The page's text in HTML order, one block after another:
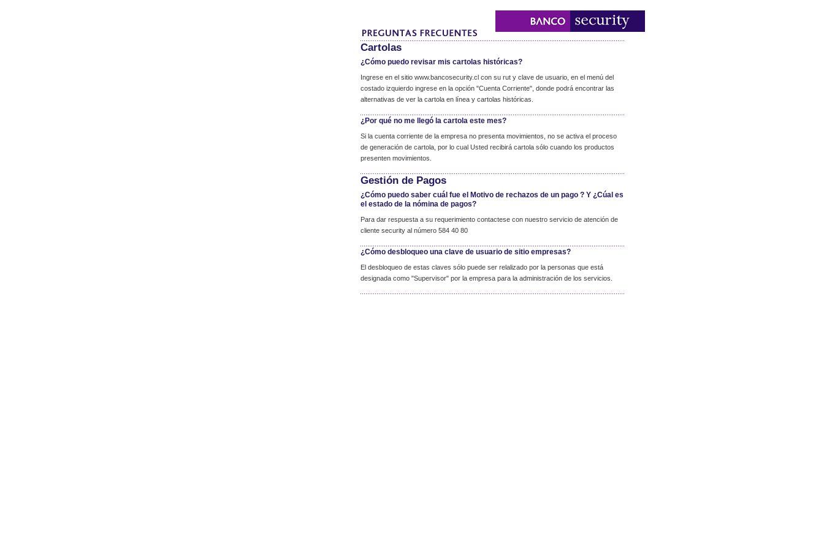
Cartolas
¿Cómo puedo revisar mis cartolas históricas?
Ingrese en el sitio www.bancosecurity.cl con su rut y clave de usuario, en el menú del
costado izquierdo ingrese en la opción "Cuenta Corriente", donde podrá encontrar las
alternativas de ver la cartola en línea y cartolas históricas.
¿Por qué no me llegó la cartola este mes?
Si la cuenta corriente de la empresa no presenta movimientos, no se activa el proceso
de generación de cartola, por lo cual Usted recibirá cartola sólo cuando los productos
presenten movimientos.
Gestión de Pagos
¿Cómo puedo saber cuál fue el Motivo de rechazos de un pago ? Y ¿Cúal es
el estado de la nómina de pagos?
Para dar respuesta a su requerimiento contactese con nuestro servicio de atención de
cliente security al número 584 40 80
¿Cómo desbloqueo una clave de usuario de sitio empresas?
El desbloqueo de estas claves sólo puede ser relalizado por la personas que está
designada como "Supervisor" por la empresa para la administración de los servicios.